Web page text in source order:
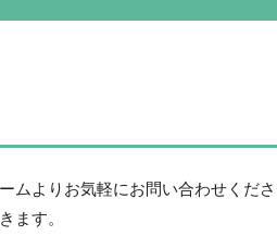
ムよりお気軽にお問い合わせくだ
ます。